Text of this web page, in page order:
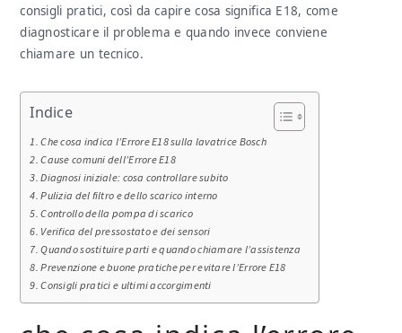
consigli pratici, così da capire cosa significa E18, come
diagnosticare il problema e quando invece conviene
chiamare un tecnico.
Indice
Che cosa indica l’Errore E18 sulla lavatrice Bosch
Cause comuni dell’Errore E18
Diagnosi iniziale: cosa controllare subito
Pulizia del filtro e dello scarico interno
Controllo della pompa di scarico
Verifica del pressostato e dei sensori
Quando sostituire parti e quando chiamare l’assistenza
Prevenzione e buone pratiche per evitare l’Errore E18
Consigli pratici e ultimi accorgimenti